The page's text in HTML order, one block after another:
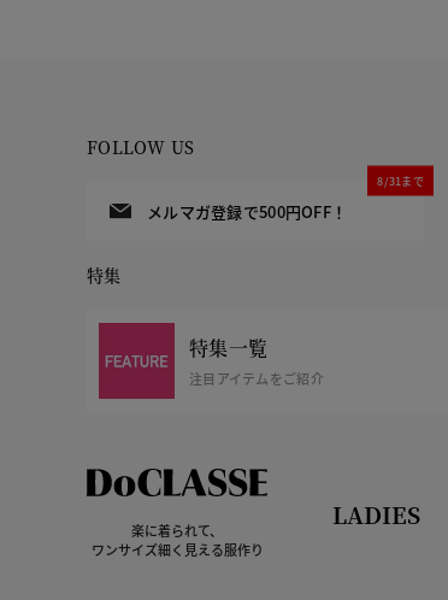
FOLLOW US
メルマガ登録で500円OFF！
8/31まで
特集
特集一覧
注目アイテムをご紹介
楽に着られて、
ワンサイズ細く見える服作り
LADIES